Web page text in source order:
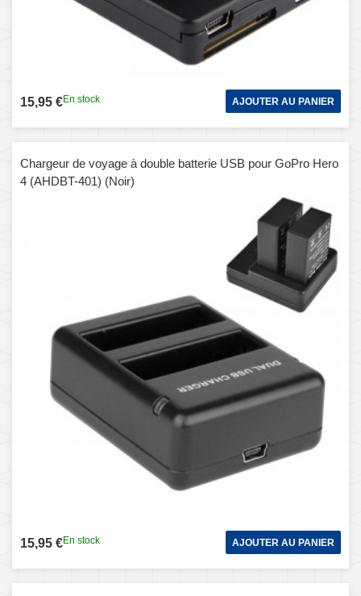
15,95 €En stock AJOUTER AU PANIER
Chargeur de voyage à double batterie USB pour GoPro Hero
4 (AHDBT-401) (Noir)
15,95 €En stock AJOUTER AU PANIER